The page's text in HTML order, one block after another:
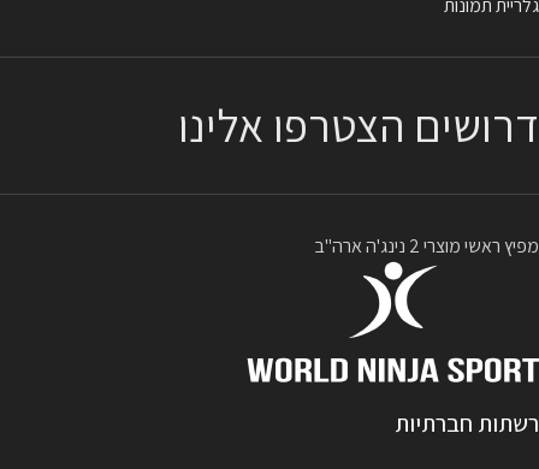
דרושים הצטרפו אלינו
מפיץ ראשי מוצרי 2 נינג'ה ארה"ב
רשתות חברתיות